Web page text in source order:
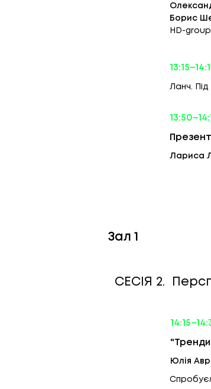
Борис
HD-group
Ланч.
Лариса
Зал 1
CEСІЯ 2.
Юлія